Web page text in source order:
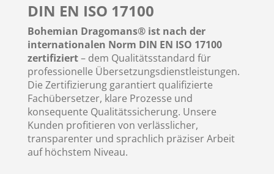
DIN EN ISO 17100
Bohemian Dragomans® ist nach der
internationalen Norm DIN EN ISO 17100
zertifiziert– dem Qualitätsstandard für
professionelle Übersetzungsdienstleistungen.
Die Zertifizierung garantiert qualifizierte
Fachübersetzer, klare Prozesse und
konsequente Qualitätssicherung. Unsere
Kunden profitieren von verlässlicher,
transparenter und sprachlich präziser Arbeit
auf höchstem Niveau.